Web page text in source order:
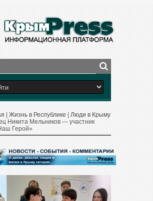
Жизнь в Республике
Люди в Крыму
Никита Мельников — участник
Герой»